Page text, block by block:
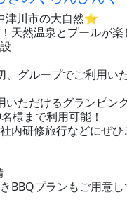
津川市の大自然⭐
天然温泉とプールが楽
、グループでご利用い
いただけるグランピン
様まで利用可能！
内研修旅行などにぜひ
BBQプランもご用意